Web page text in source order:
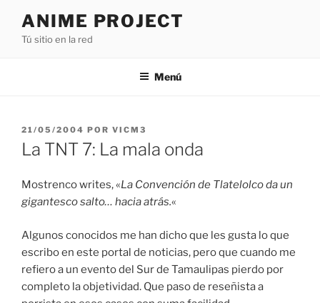
contenido
ANIME PROJECT
Tú sitio en la red
Menú
PUBLICADO
EL
21/05/2004 POR VICM3
La TNT 7: La mala onda
Mostrenco writes, «La Convención de Tlatelolco da un
gigantesco salto… hacia atrás.«
Algunos conocidos me han dicho que les gusta lo que
escribo en este portal de noticias, pero que cuando me
refiero a un evento del Sur de Tamaulipas pierdo por
completo la objetividad. Que paso de reseñista a